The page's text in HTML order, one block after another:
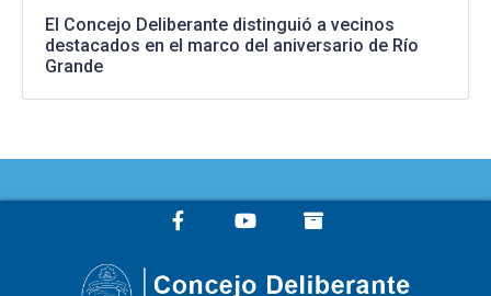
El Concejo Deliberante distinguió a vecinos
destacados en el marco del aniversario de Río
Grande